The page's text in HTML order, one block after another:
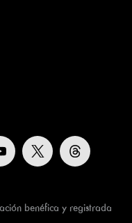
benéfica y registrada